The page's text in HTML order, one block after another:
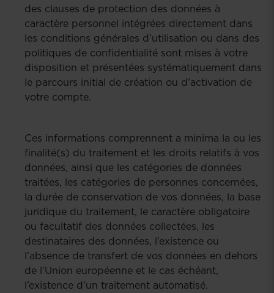
des clauses de protection des données à
caractère personnel intégrées directement dans
les conditions générales d’utilisation ou dans des
politiques de confidentialité sont mises à votre
disposition et présentées systématiquement dans
le parcours initial de création ou d’activation de
votre compte.
Ces informations comprennent a minima la ou les
finalité(s) du traitement et les droits relatifs à vos
données, ainsi que les catégories de données
traitées, les catégories de personnes concernées,
la durée de conservation de vos données, la base
juridique du traitement, le caractère obligatoire
ou facultatif des données collectées, les
destinataires des données, l’existence ou
l’absence de transfert de vos données en dehors
de l’Union européenne et le cas échéant,
l’existence d’un traitement automatisé.